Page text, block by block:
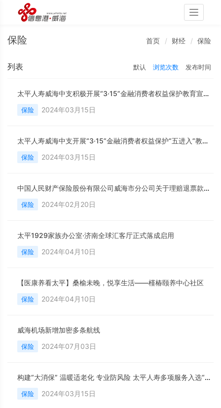
Toggle
保险 首页 财经 保险
列表 默认 浏览次数 发布时间
太平人寿威海中支积极开展“3·15”金融消费者权益保护教育宣传活动
保险 2024年03月15日
太平人寿威海中支开展“3·15”金融消费者权益保护“五进入”教育宣传活动
保险 2024年03月15日
中国人民财产保险股份有限公司威海市分公司关于理赔退票款转营业外收入的公告
保险 2024年02月20日
太平1929家族办公室·济南全球汇客厅正式落成启用
保险 2024年04月10日
【医康养看太平】桑榆未晚，悦享生活——槿椿颐养中心社区
保险 2024年04月10日
威海机场新增加密多条航线
保险 2024年07月03日
构建“大消保” 温暖适老化 专业防风险 太平人寿多项服务入选“2023年度金融消保与服务创新优秀案例”
保险 2024年03月15日